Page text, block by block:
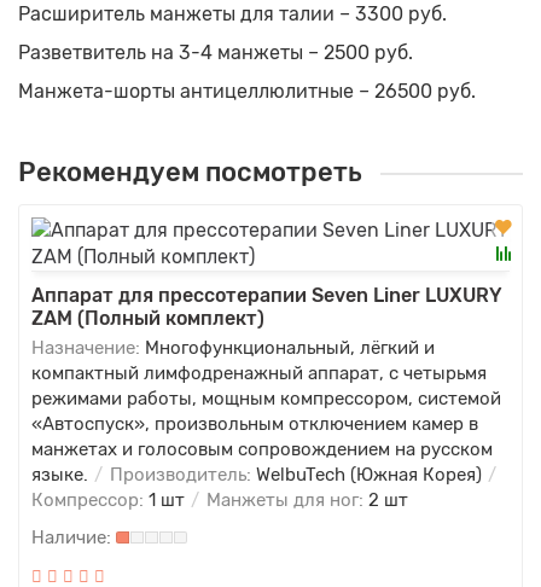
Расширитель манжеты для талии – 3300 руб.
Разветвитель на 3-4 манжеты – 2500 руб.
Манжета-шорты антицеллюлитные – 26500 руб.
Рекомендуем посмотреть
Аппарат для прессотерапии Seven Liner LUXURY
ZAM (Полный комплект)
Назначение: Многофункциональный, лёгкий и
компактный лимфодренажный аппарат, с четырьмя
режимами работы, мощным компрессором, системой
«Автоспуск», произвольным отключением камер в
манжетах и голосовым сопровождением на русском
языке.
Производитель: WelbuTech (Южная Корея)
Компрессор: 1 шт Манжеты для ног: 2 шт